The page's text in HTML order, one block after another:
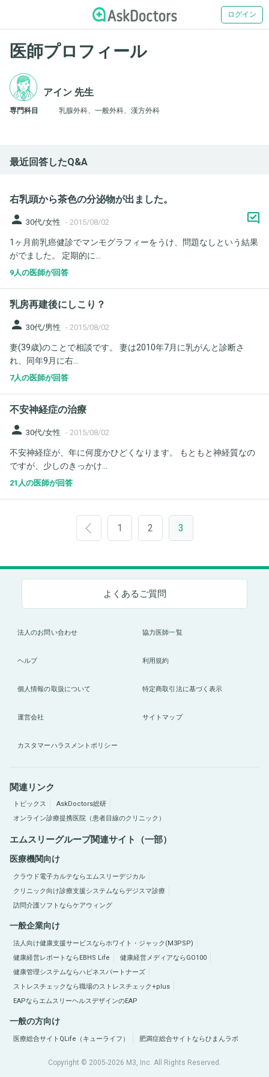
ログイン
医師プロフィール
アイン 先生
専門科目 乳腺外科、一般外科、漢方外科
最近回答したQ&A
右乳頭から茶色の分泌物が出ました。
person 30代/女性 - 2015/08/02
1ヶ月前乳癌健診でマンモグラフィーをうけ、問題なしという結果
がでました。 定期的に...
9人の医師が回答
乳房再建後にしこり？
person 30代/男性 - 2015/08/02
妻(39歳)のことで相談です。 妻は2010年7月に乳がんと診断さ
れ、同年9月に右...
7人の医師が回答
不安神経症の治療
person 30代/女性 - 2015/08/02
不安神経症が、年に何度かひどくなります。 もともと神経質なの
ですが、少しのきっかけ...
21人の医師が回答
1 2 3
よくあるご質問
法人のお問い合わせ 協力医師一覧
ヘルプ 利用規約
個人情報の取扱について 特定商取引法に基づく表示
運営会社 サイトマップ
カスタマーハラスメントポリシー
関連リンク
トピックス
AskDoctors総研
オンライン診療提携医院（患者目線のクリニック）
エムスリーグループ関連サイト（一部）
医療機関向け
クラウド電子カルテならエムスリーデジカル
クリニック向け診療支援システムならデジスマ診療
訪問介護ソフトならケアウィング
一般企業向け
法人向け健康支援サービスならホワイト・ジャック(M3PSP)
健康経営レポートならEBHS Life
健康経営メディアならGO100
健康管理システムならハピネスパートナーズ
ストレスチェックなら職場のストレスチェック+plus
EAPならエムスリーヘルスデザインのEAP
一般の方向け
医療総合サイトQLife（キューライフ） 肥満症総合サイトならひまんラボ
Copyright © 2005-2026 M3, Inc. All Rights Reserved.